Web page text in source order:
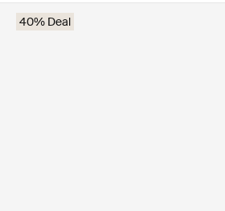
40% Deal